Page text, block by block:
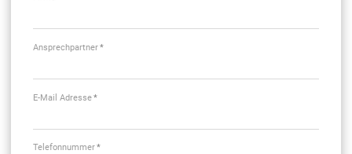
Ansprechpartner*
E-Mail Adresse*
Telefonnummer*